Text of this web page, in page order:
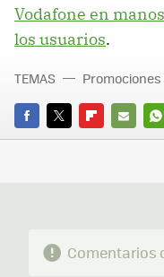
Vodafone en
los usuarios.
FACEBOOK
TWITTERFLIPBOARD
E-
TEMAS Promociones
Comentarios